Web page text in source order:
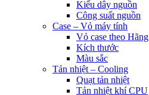
Kiểu dây nguồn
Công suất nguồn
Case – Vỏ máy tính
Vỏ case theo Hãng
Kích thước
Màu sắc
Tản nhiệt – Cooling
Quạt tản nhiệt
Tản nhiệt khí CPU